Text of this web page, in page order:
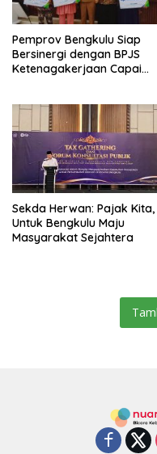
Pemprov Bengkulu Siap
Bersinergi dengan BPJS
Ketenagakerjaan Capai
Sekda Herwan: Pajak Kita,
Untuk Bengkulu Maju
Masyarakat Sejahtera